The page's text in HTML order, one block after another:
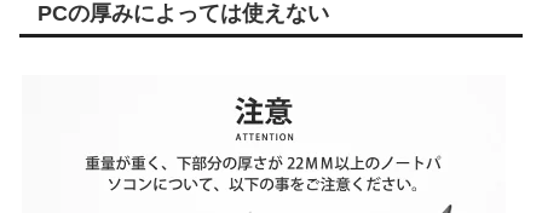
PCの厚みによっては使えない